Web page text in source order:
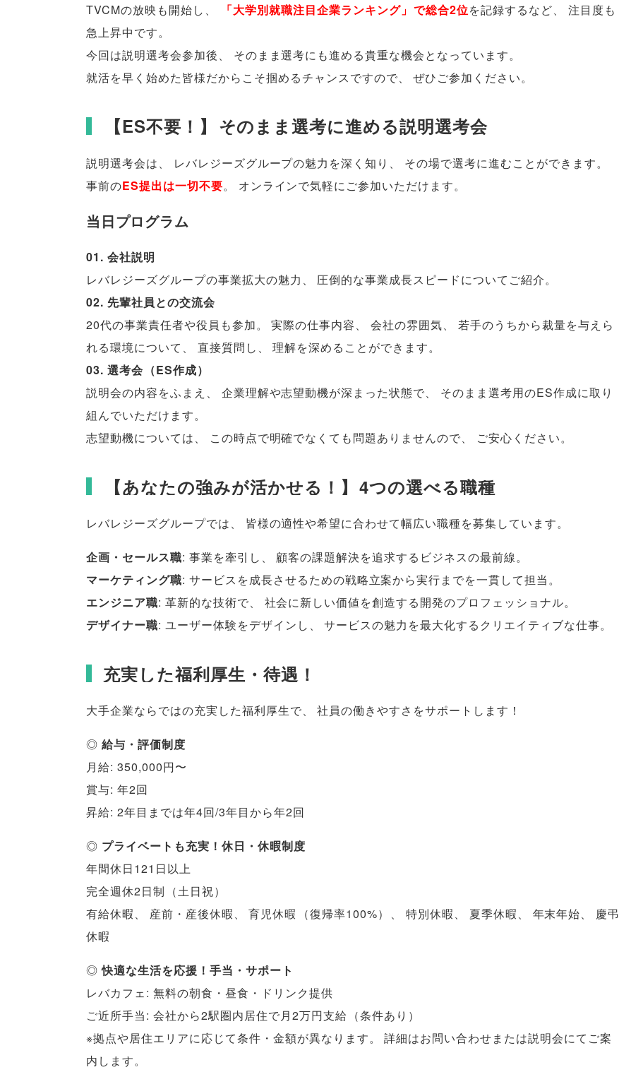
TVCMの放映も開始し 、 「大学別就職注目企業ランキング」 で総合2位を記録するなど、
注目度も
急上昇中です。
今回は説明選考会参加後、 そのまま選考にも進める貴重な機会となっています。
就活を早く始めた皆様だからこそ掴めるチャンスですので、 ぜひご参加ください。
【ES不要！ 】 そのまま選考に進める説明選考会
説明選考会は、 レバレジーズグループの魅力を深く知り 、 その場で選考に進むことができます。
事前のES提出は一切不要。 オンラインで気軽にご参加いただけます。
当日プログラム
01. 会社説明
レバレジーズグループの事業拡大の魅力 、 圧倒的な事業成長スピードについてご紹介。
02. 先輩社員との交流会
20代の事業責任者や役員も参加。 実際の仕事内容、 会社の雰囲気、
若手のうちから裁量を与えら
れる環境について 、 直接質問し 、 理解を深めることができます。
03. 選考会 （ES作成）
説明会の内容をふまえ 、 企業理解や志望動機が深まった状態で、
そのまま選考用のES作成に取り
組んでいただけます。
志望動機については、 この時点で明確でなくても問題ありませんので、 ご安心ください。
【あなたの強みが活かせる！ 】 4つの選べる職種
レバレジーズグループでは、 皆様の適性や希望に合わせて幅広い職種を募集しています。
企画・セールス職: 事業を牽引し 、 顧客の課題解決を追求するビジネスの最前線。
マーケティング職: サービスを成長させるための戦略立案から実行までを一貫して担当。
エンジニア職: 革新的な技術で、 社会に新しい価値を創造する開発のプロフェッショナル。
デザイナー職: ユーザー体験をデザインし 、 サービスの魅力を最大化するクリエイティブな仕事。
充実した福利厚生・待遇！
大手企業ならではの充実した福利厚生で、 社員の働きやすさをサポートします！
◎ 給与・評価制度
月給: 350,000円〜
賞与: 年2回
昇給: 2年目までは年4回/3年目から年2回
◎ プライベートも充実！休日・休暇制度
年間休日121日以上
完全週休2日制 （土日祝）
有給休暇、 産前・産後休暇、 育児休暇 （復帰率100%） 、 特別休暇、 夏季休暇、 年末年始、
慶弔
休暇
◎快適な生活を応援！手当・サポート
レバカフェ: 無料の朝食・昼食・ドリンク提供
ご近所手当: 会社から2駅圏内居住で月2万円支給 （条件あり ）
※拠点や居住エリアに応じて条件・金額が異なります。
詳細はお問い合わせまたは説明会にてご案
内します。